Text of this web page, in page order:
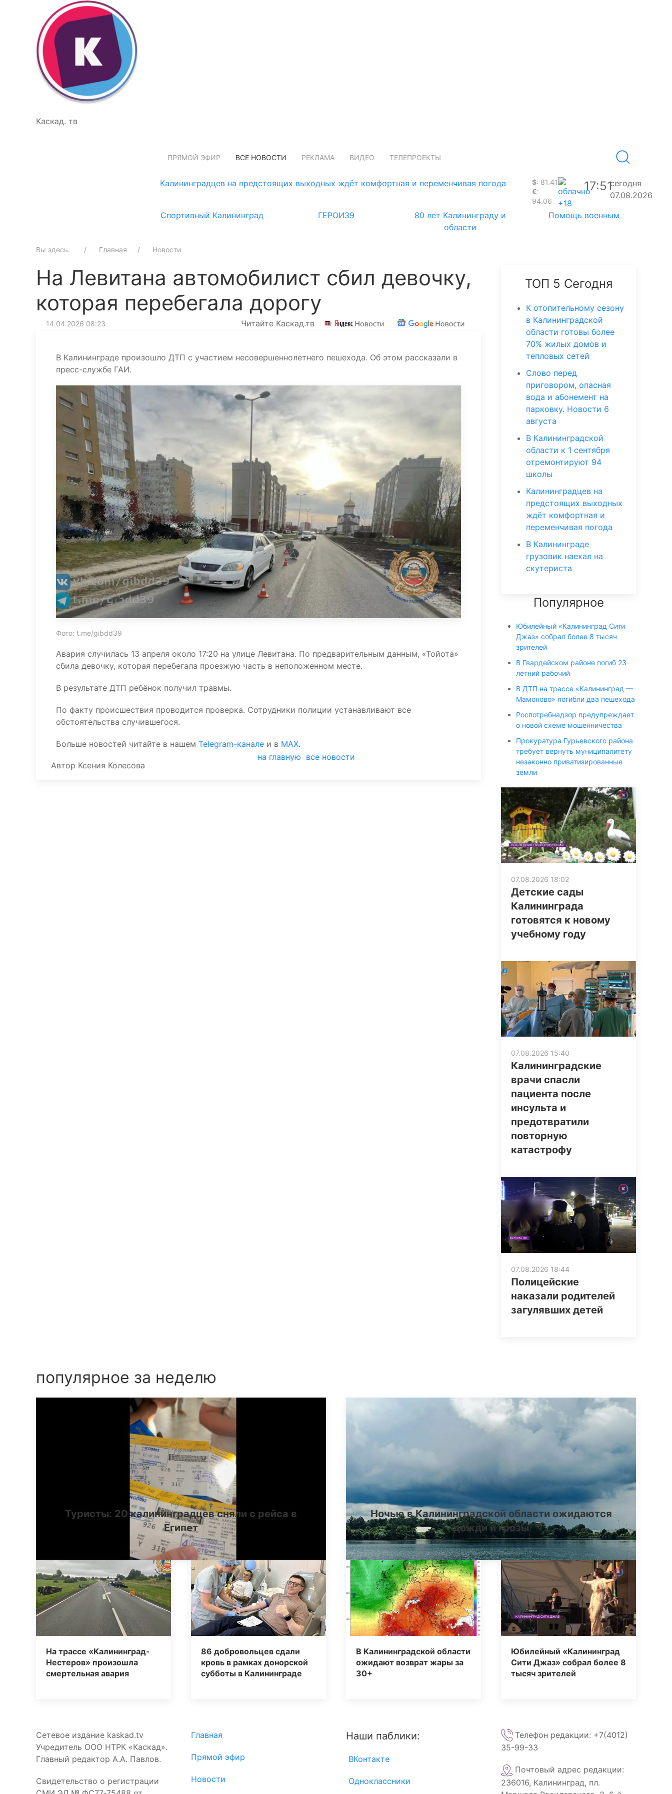
Каскад. тв
ПРЯМОЙ ЭФИР ВСЕ НОВОСТИ РЕКЛАМА ВИДЕО ТЕЛЕПРОЕКТЫ
Калининградцев на предстоящих выходных ждёт комфортная и переменчивая погода $: 81.41
€:
94.06
+18
17:51сегодня
07.08.2026
Спортивный Калининград
ГЕРОИ39
80 лет Калининграду и
области
Помощь военным
Вы здесь: Главная Новости
На Левитана автомобилист сбил девочку,
которая перебегала дорогу
14.04.2026 08:23 Читайте Каскад.тв
В Калининграде произошло ДТП с участием несовершеннолетнего пешехода. Об этом рассказали в
пресс-службе ГАИ.
Фото: t.me/gibdd39
Авария случилась 13 апреля около 17:20 на улице Левитана. По предварительным данным, «Тойота»
сбила девочку, которая перебегала проезжую часть в неположенном месте.
В результате ДТП ребёнок получил травмы.
По факту происшествия проводится проверка. Сотрудники полиции устанавливают все
обстоятельства случившегося.
Больше новостей читайте в нашем Telegram-канале и в MAX.
Автор Ксения Колесова
на главную все новости
ТОП 5 Сегодня
К отопительному сезону
в Калининградской
области готовы более
70% жилых домов и
тепловых сетей
Слово перед
приговором, опасная
вода и абонемент на
парковку. Новости 6
августа
В Калининградской
области к 1 сентября
отремонтируют 94
школы
Калининградцев на
предстоящих выходных
ждёт комфортная и
переменчивая погода
В Калининграде
грузовик наехал на
скутериста
Популярное
Юбилейный «Калининград Сити
Джаз» собрал более 8 тысяч
зрителей
В Гвардейском районе погиб 23-
летний рабочий
В ДТП на трассе «Калининград —
Мамоново» погибли два пешехода
Роспотребнадзор предупреждает
о новой схеме мошенничества
Прокуратура Гурьевского района
требует вернуть муниципалитету
незаконно приватизированные
земли
07.08.2026 18:02
Детские сады
Калининграда
готовятся к новому
учебному году
07.08.2026 15:40
Калининградские
врачи спасли
пациента после
инсульта и
предотвратили
повторную
катастрофу
07.08.2026 18:44
Полицейские
наказали родителей
загулявших детей
популярное за неделю
Туристы: 20 калининградцев сняли с рейса в
Египет
Ночью в Калининградской области ожидаются
дожди и грозы
На трассе «Калининград-
Нестеров» произошла
смертельная авария
86 добровольцев сдали
кровь в рамках донорской
субботы в Калининграде
В Калининградской области
ожидают возврат жары за
30+
Юбилейный «Калининград
Сити Джаз» собрал более 8
тысяч зрителей
Сетевое издание kaskad.tv
Учредитель ООО НТРК «Каскад».
Главный редактор А.А. Павлов.
Свидетельство о регистрации
Главная
Прямой эфир
Новости
Наши паблики:
ВКонтакте
Одноклассники
Телефон редакции: +7(4012)
35-99-33
Почтовый адрес редакции:
236016, Калининград, пл.